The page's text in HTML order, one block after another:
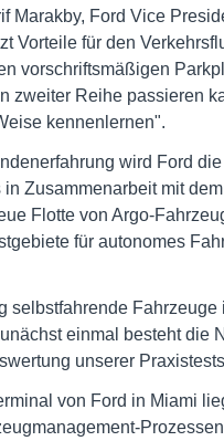
Marakby, Ford Vice
Vorteile für den
vorschriftsmäßigen
zweiter Reihe passieren
kennenlernen".
wird Ford
Zusammenarbeit mit
Flotte von Argo-
für autonomes
Fahrzeuge
einmal besteht die
unserer
von Ford in Miami